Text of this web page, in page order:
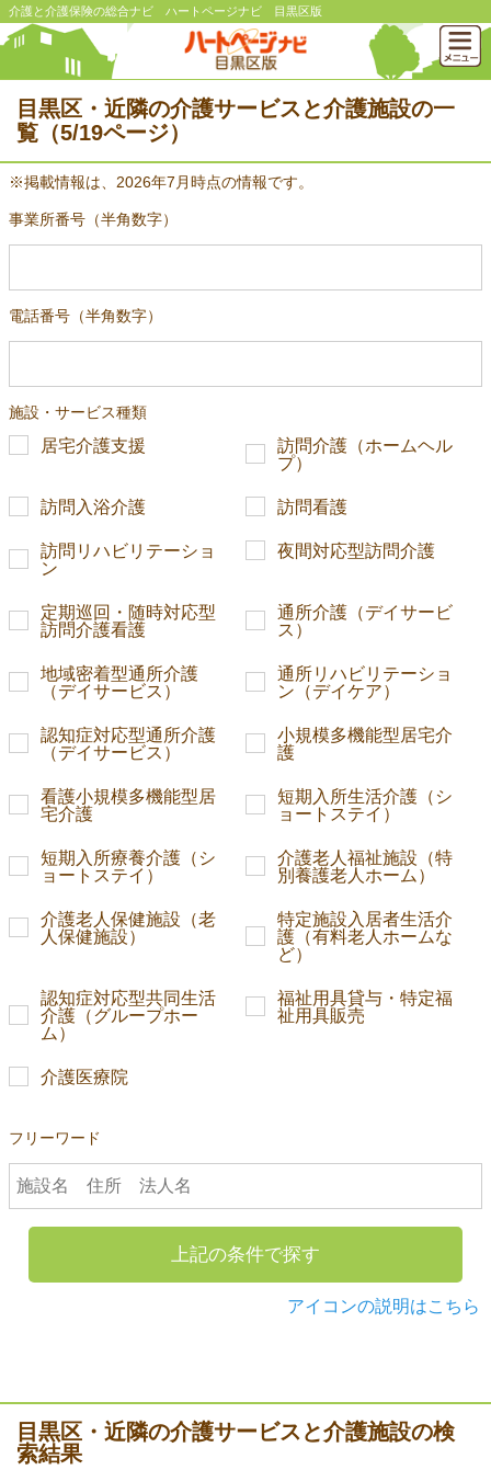
介護と介護保険の総合ナビ ハートページナビ 目黒区版
目黒区・近隣の介護サービスと介護施設の一
覧（5/19ページ）
※掲載情報は、2026年7月時点の情報です。
事業所番号（半角数字）
電話番号（半角数字）
施設・サービス種類
居宅介護支援
訪問介護（ホームヘル
プ）
訪問入浴介護 訪問看護
訪問リハビリテーショ
ン
夜間対応型訪問介護
定期巡回・随時対応型
訪問介護看護
通所介護（デイサービ
ス）
地域密着型通所介護
（デイサービス）
通所リハビリテーショ
ン（デイケア）
認知症対応型通所介護
（デイサービス）
小規模多機能型居宅介
護
看護小規模多機能型居
宅介護
短期入所生活介護（シ
ョートステイ）
短期入所療養介護（シ
ョートステイ）
介護老人福祉施設（特
別養護老人ホーム）
介護老人保健施設（老
人保健施設）
特定施設入居者生活介
護（有料老人ホームな
ど）
認知症対応型共同生活
介護（グループホー
ム）
福祉用具貸与・特定福
祉用具販売
介護医療院
フリーワード
上記の条件で探す
アイコンの説明はこちら
目黒区・近隣の介護サービスと介護施設の検
索結果